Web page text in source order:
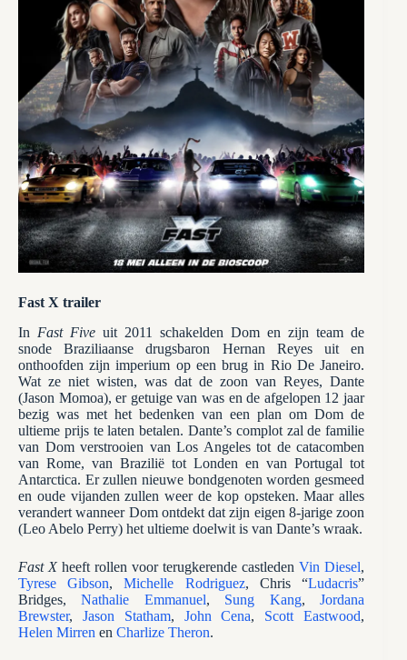
Fast X trailer
In Fast Five uit 2011 schakelden Dom en zijn team de
snode Braziliaanse drugsbaron Hernan Reyes uit en
onthoofden zijn imperium op een brug in Rio De Janeiro.
Wat ze niet wisten, was dat de zoon van Reyes, Dante
(Jason Momoa), er getuige van was en de afgelopen 12 jaar
bezig was met het bedenken van een plan om Dom de
ultieme prijs te laten betalen. Dante’s complot zal de familie
van Dom verstrooien van Los Angeles tot de catacomben
van Rome, van Brazilië tot Londen en van Portugal tot
Antarctica. Er zullen nieuwe bondgenoten worden gesmeed
en oude vijanden zullen weer de kop opsteken. Maar alles
verandert wanneer Dom ontdekt dat zijn eigen 8-jarige zoon
(Leo Abelo Perry) het ultieme doelwit is van Dante’s wraak.
Fast Xheeft rollen voor terugkerende castledenVin Diesel,
Tyrese Gibson,Michelle Rodriguez, Chris “Ludacris”
Bridges,Nathalie Emmanuel, Sung Kang,Jordana
Brewster, Jason Statham, John Cena, Scott Eastwood,
Helen Mirren en Charlize Theron.